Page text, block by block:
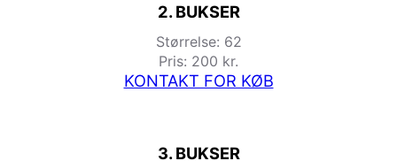
2. BUKSER
Størrelse: 62
Pris: 200 kr.
KONTAKT FOR KØB
3. BUKSER